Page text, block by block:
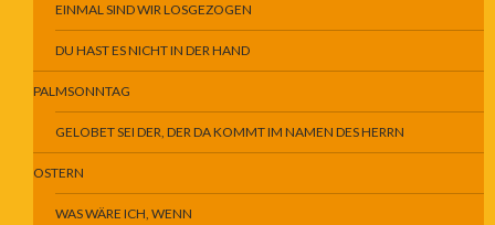
EINMAL SIND WIR LOSGEZOGEN
DU HAST ES NICHT IN DER HAND
PALMSONNTAG
GELOBET SEI DER, DER DA KOMMT IM NAMEN DES HERRN
OSTERN
WAS WÄRE ICH, WENN